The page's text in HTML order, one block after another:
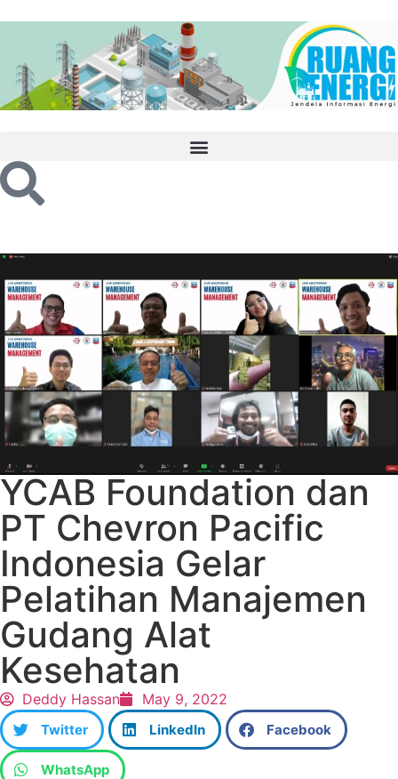
YCAB Foundation dan
PT Chevron Pacific
Indonesia Gelar
Pelatihan Manajemen
Gudang Alat
Kesehatan
Deddy Hassan May 9, 2022
Twitter LinkedIn Facebook
WhatsApp